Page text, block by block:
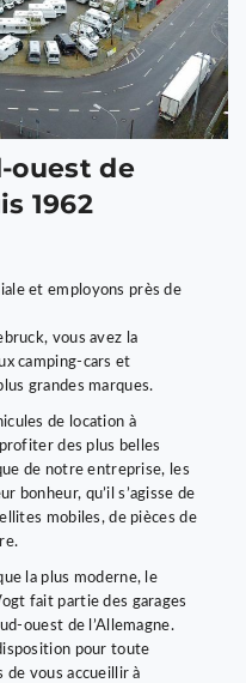
ouest de
1962
et employons près de
vous avez la
camping-cars et
grandes marques.
de location à
des plus belles
de notre entreprise, les
bonheur, qu’il s’agisse de
mobiles, de pièces de
la plus moderne, le
fait partie des garages
ouest de l’Allemagne.
pour toute
de vous accueillir à